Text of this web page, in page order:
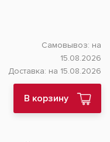
Самовывоз: на
15.08.2026
Доставка: на 15.08.2026
В корзину